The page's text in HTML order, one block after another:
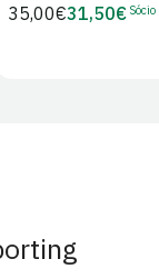
Preço
35,00€Preço
31,50€ Sócio